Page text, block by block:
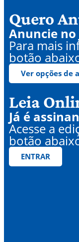
Quero
Anuncie no
Para mais
botão
Ver opções de
Leia
Já é
Acesse a
botão
ENTRAR